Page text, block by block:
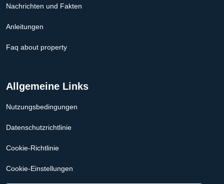
Nachrichten und Fakten
Anleitungen
Faq about property
Allgemeine Links
Nutzungsbedingungen
Datenschutzrichtlinie
Cookie-Richtlinie
Cookie-Einstellungen